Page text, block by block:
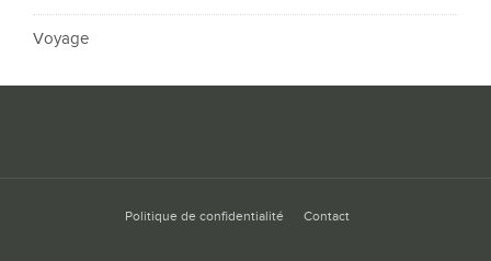
Voyage
Politique de confidentialité Contact